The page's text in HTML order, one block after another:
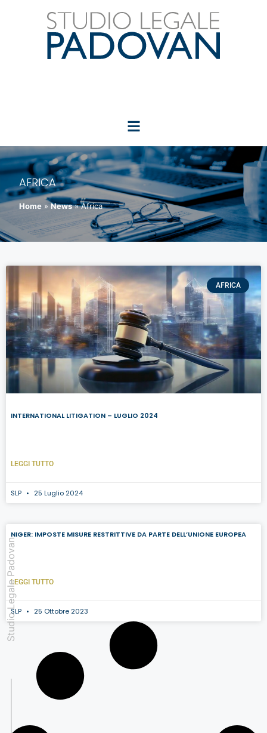
AFRICA
Home » News » Africa
Studio Legale Padovan
AFRICA
INTERNATIONAL LITIGATION – LUGLIO 2024
LEGGI TUTTO
SLP 25 Luglio 2024
NIGER: IMPOSTE MISURE RESTRITTIVE DA PARTE DELL’UNIONE EUROPEA
LEGGI TUTTO
SLP 25 Ottobre 2023